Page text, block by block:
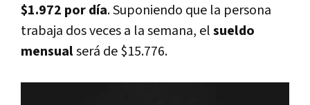
$1.972 por día. Suponiendo que la persona
trabaja dos veces a la semana, elsueldo
mensualserá de $15.776.